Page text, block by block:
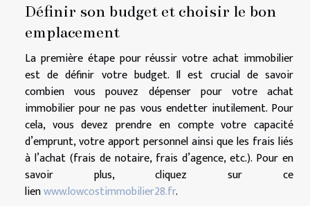
Définir son budget et choisir le bon
emplacement
La première étape pour réussir votre achat immobilier
est de définir votre budget. Il est crucial de savoir
combien vous pouvez dépenser pour votre achat
immobilier pour ne pas vous endetter inutilement. Pour
cela, vous devez prendre en compte votre capacité
d’emprunt, votre apport personnel ainsi que les frais liés
à l’achat (frais de notaire, frais d’agence, etc.). Pour en
savoir plus, cliquez sur ce
lienwww.lowcostimmobilier28.fr.